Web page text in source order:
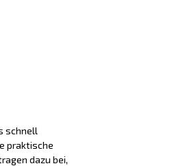
schnell
praktische
dazu bei,